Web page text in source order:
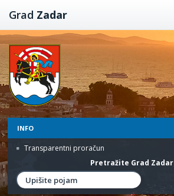
Preskoči
na
sadržaj
Grad Zadar
INFO
Transparentni proračun
Pretražite Grad Zadar